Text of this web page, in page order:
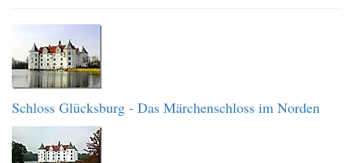
Schloss Glücksburg - Das Märchenschloss im Norden